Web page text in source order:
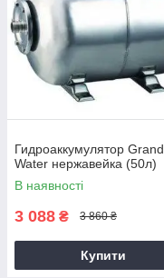
Гидроаккумулятор Grand
Water нержавейка (50л)
В наявності
3 088 ₴ 3 860 ₴
Купити